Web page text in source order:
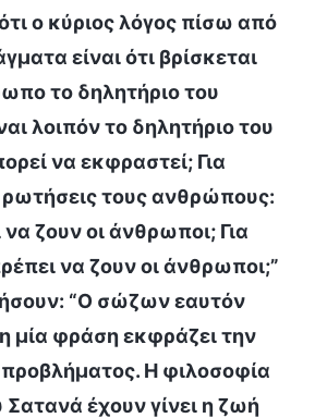
ο κύριος λόγος πίσω από
είναι ότι βρίσκεται
το δηλητήριο του
λοιπόν το δηλητήριο του
να εκφραστεί; Για
τους ανθρώπους:
ζουν οι άνθρωποι; Για
να ζουν οι άνθρωποι;”
“Ο σώζων εαυτόν
μία φράση εκφράζει την
προβλήματος. Η φιλοσοφία
Σατανά έχουν γίνει η ζωή